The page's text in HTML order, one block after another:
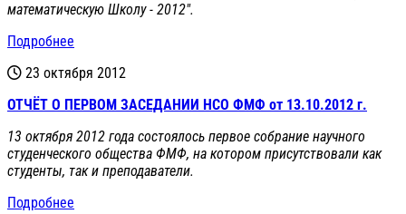
математическую Школу - 2012".
Подробнее
23 октября 2012
ОТЧЁТ О ПЕРВОМ ЗАСЕДАНИИ НСО ФМФ от 13.10.2012 г.
13 октября 2012 года состоялось первое собрание научного
студенческого общества ФМФ, на котором присутствовали как
студенты, так и преподаватели.
Подробнее